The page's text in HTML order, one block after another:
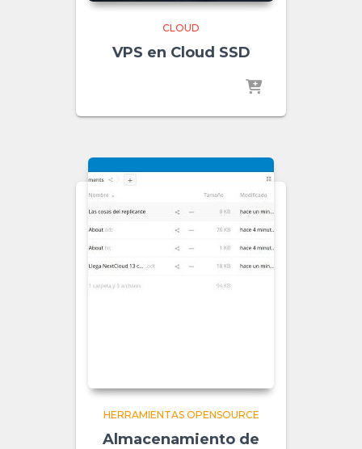
CLOUD
VPS en Cloud SSD
HERRAMIENTAS OPENSOURCE
Almacenamiento de